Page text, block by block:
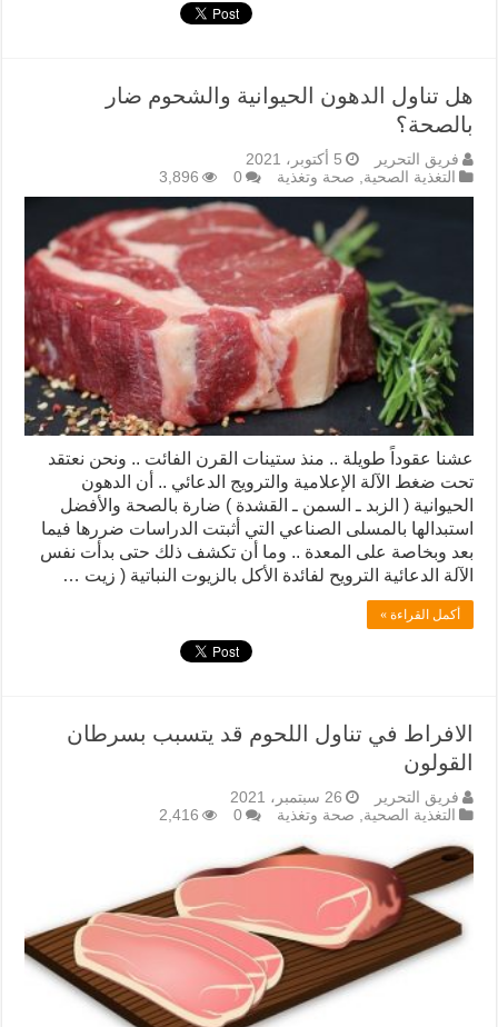
هل تناول الدهون الحيوانية والشحوم ضار
بالصحة؟
فريق التحرير
5 أكتوبر، 2021
التغذية الصحية
صحة وتغذية 0
3,896
عشنا عقوداً طويلة .. منذ ستينات القرن الفائت .. ونحن نعتقد
تحت ضغط الآلة الإعلامية والترويج الدعائي .. أن الدهون
الحيوانية ( الزبد ـ السمن ـ القشدة ) ضارة بالصحة والأفضل
استبدالها بالمسلى الصناعي التي أثبتت الدراسات ضررها فيما
بعد وبخاصة على المعدة .. وما أن تكشف ذلك حتى بدأت نفس
الآلة الدعائية الترويح لفائدة الأكل بالزيوت النباتية ( زيت …
أكمل القراءة »
الافراط في تناول اللحوم قد يتسبب بسرطان
القولون
فريق التحرير
26 سبتمبر، 2021
التغذية الصحية
صحة وتغذية 0
2,416